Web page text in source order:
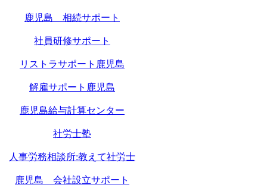
鹿児島 相続サポート
社員研修サポート
リストラサポート鹿児島
解雇サポート鹿児島
鹿児島給与計算センター
社労士塾
人事労務相談所:教えて社労士
鹿児島 会社設立サポート